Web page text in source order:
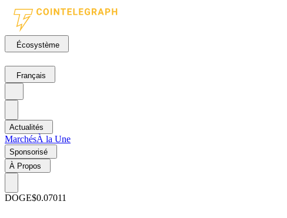
Écosystème
Français
Actualités
MarchésÀ la Une
Sponsorisé
À Propos
DOGE$0.07011